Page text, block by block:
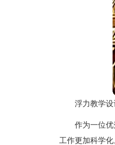
浮力教学设
作为一位
工作更加科学